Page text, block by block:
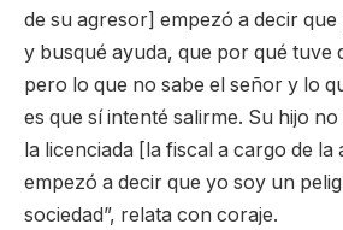
de su agresor] empezó a decir
y busqué ayuda, que por qué tuve
pero lo que no sabe el señor y lo
es que sí intenté salirme. Su hijo
la licenciada [la fiscal a cargo de la
empezó a decir que yo soy un
sociedad”, relata con coraje.